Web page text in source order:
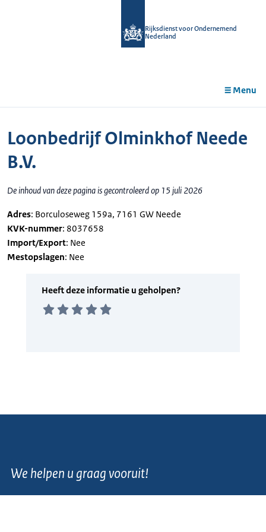
Rijksdienst voor Ondernemend
Nederland
Menu
Loonbedrijf Olminkhof Neede
B.V.
De inhoud van deze pagina is gecontroleerd op 15 juli 2026
Adres: Borculoseweg 159a, 7161 GW Neede
KVK-nummer: 8037658
Import/Export: Nee
Mestopslagen: Nee
We helpen u graag vooruit!